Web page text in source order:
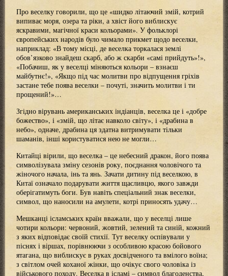
Про веселку говорили, що це «шидко літаючий змій, котрий
випиває моря, озера та ріки, а хвіст його виблискує
яскравими, магічної краси кольорами». У фольклорі
європейських народів було чимало прикмет щодо веселки,
наприклад: «В тому місці, де веселка торкалася землі
обов’язково знайдеш скарб, або ж скарби «самі прийдуть»!»,
«Побачиш, як у веселці міняються кольори – взнаєш
майбутнє!», «Якщо під час молитви про відпущення гріхів
застане тебе поява веселки – почуті, значить молитви і ти
прощений!»…
Згідно вірувань американських індіанців, веселка це і «добре
божество», і «змій, що літає навколо світу», і «драбина в
небо», одначе, драбина ця здатна витримувати тільки
шаманів, інші користуватися нею не могли…
Китайці вірили, що веселка – це небесний дракон, його поява
символізувала зміну сезонів року, поєднання чоловічого та
жіночого начала, інь та янь. Зачати дитину під веселкою, в
Китаї означало подарувати життя щасливцю, якого завжди
оберігатимуть боги. Був навіть спеціальний знак веселки,
символ, що наносили на амулети, котрі приносять удачу…
Мешканці ісламських країн вважали, що у веселці лише
чотири кольори: червоний, жовтий, зелений та синій, кожний
з яких відповідає своїй стихії. Тут веселку оспівували у
піснях і віршах, порівнюючи з особливою красою бойового
ятагана, що виблискує в руках досвідченого та вмілого воїна;
з світлом очей коханої жінки, що очікує свого чоловіка із
військового походу. Веселка в ісламі – символ благоденства,